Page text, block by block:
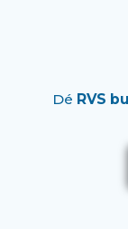
Dé RVS